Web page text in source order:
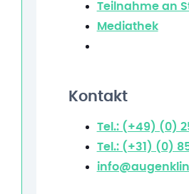
Teilnahme an
Mediathek
Kontakt
Tel.: (+49) (0)
Tel.: (+31) (0)